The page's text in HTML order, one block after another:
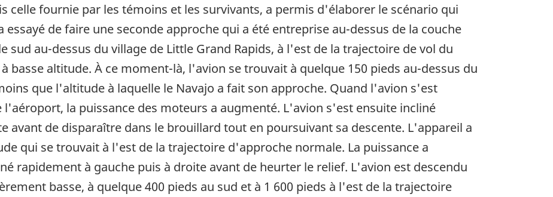
celle fournie par les témoins et les survivants, a permis d'élaborer le scénario qui
de faire une seconde approche qui a été entreprise au-dessus de la couche
sud au-dessus du village de Little Grand Rapids, à l'est de la trajectoire de vol du
basse altitude. À ce moment-là, l'avion se trouvait à quelque 150 pieds au-dessus du
que l'altitude à laquelle le Navajo a fait son approche. Quand l'avion s'est
l'aéroport, la puissance des moteurs a augmenté. L'avion s'est ensuite incliné
avant de disparaître dans le brouillard tout en poursuivant sa descente. L'appareil a
qui se trouvait à l'est de la trajectoire d'approche normale. La puissance a
rapidement à gauche puis à droite avant de heurter le relief. L'avion est descendu
basse, à quelque 400 pieds au sud et à 1 600 pieds à l'est de la trajectoire